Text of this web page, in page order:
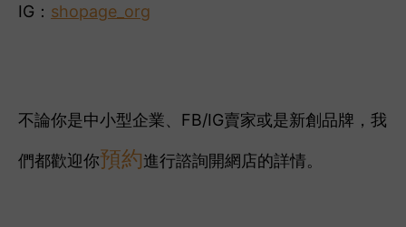
IG： shopage_org
不論你是中小型企業、FB/IG賣家或是新創品牌，我
們都歡迎你預約進行諮詢開網店的詳情。